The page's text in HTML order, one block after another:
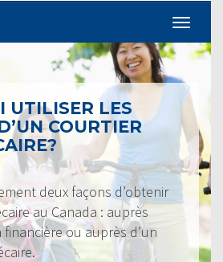
UTILISER LES
COURTIER
deux façons d’obtenir
au Canada : auprès
ou auprès d’un